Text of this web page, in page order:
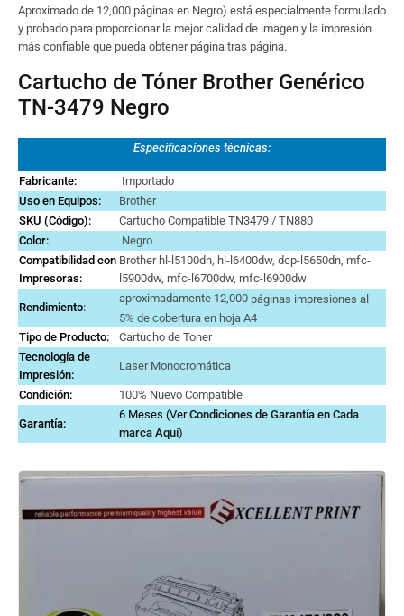
Aproximado de 12,000 páginas en Negro) está especialmente formulado
y probado para proporcionar la mejor calidad de imagen y la impresión
más confiable que pueda obtener página tras página.
Cartucho de Tóner Brother Genérico
TN-3479 Negro
Especificaciones técnicas:
Fabricante:
Importado
Uso en Equipos:
Brother
SKU (Código):
Cartucho Compatible TN3479 / TN880
Color:
Negro
Compatibilidad con
Impresoras:
Brother hl-l5100dn, hl-l6400dw, dcp-l5650dn, mfc-
l5900dw, mfc-l6700dw, mfc-l6900dw
Rendimiento:
aproximadamente 12,000 páginas impresiones al
5% de cobertura en hoja A4
Tipo de Producto:
Cartucho de Toner
Tecnología de
Impresión:
Laser Monocromática
Condición: 100% Nuevo Compatible
Garantía:
6 Meses (Ver Condiciones de Garantía en Cada
marca Aquí)